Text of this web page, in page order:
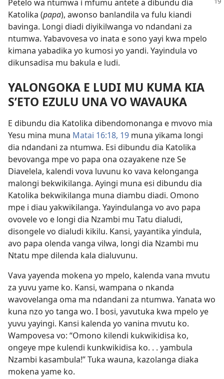
Petelo wa ntumwa i mfumu antete a dibundu dia
Katolika (papa), awonso banlandila va fulu kiandi
bavinga. Longi diadi diyikilwanga vo ndandani za
ntumwa. Yabavovesa vo inata e sono yayi kwa mpelo
kimana yabadika yo kumosi yo yandi. Yayindula vo
dikunsadisa mu bakula e ludi.
YALONGOKA E LUDI MU KUMA KIA
S’ETO EZULU UNA VO WAVAUKA
E dibundu dia Katolika dibendomonanga e mvovo mia
Yesu mina muna Matai 16:18, 19 muna yikama longi
dia ndandani za ntumwa. Esi dibundu dia Katolika
bevovanga mpe vo papa ona ozayakene nze Se
Diavelela, kalendi vova luvunu ko vava kelonganga
malongi bekwikilanga. Ayingi muna esi dibundu dia
Katolika bekwikilanga muna diambu diadi. Omono
mpe i diau yakwikilanga. Yayindulanga vo avo papa
ovovele vo e longi dia Nzambi mu Tatu dialudi,
disongele vo dialudi kikilu. Kansi, yayantika yindula,
avo papa olenda vanga vilwa, longi dia Nzambi mu
Ntatu mpe dilenda kala dialuvunu.
Vava yayenda mokena yo mpelo, kalenda vana mvutu
za yuvu yame ko. Kansi, wampana o nkanda
wavovelanga oma ma ndandani za ntumwa. Yanata wo
kuna nzo yo tanga wo. I bosi, yavutuka kwa mpelo ye
yuvu yayingi. Kansi kalenda yo vanina mvutu ko.
Wampovesa vo: “Omono kilendi kukwikidisa ko,
ongeye mpe kulendi kunkwikidisa ko. . . yambula
Nzambi kasambula!” Tuka wauna, kazolanga diaka
mokena yame ko.